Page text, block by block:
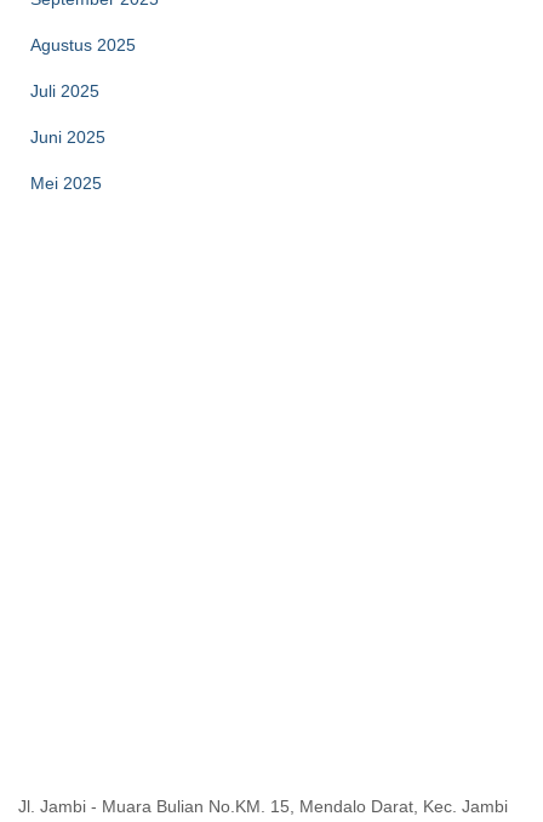
Agustus 2025
Juli 2025
Juni 2025
Mei 2025
Jl. Jambi - Muara Bulian No.KM. 15, Mendalo Darat, Kec. Jambi